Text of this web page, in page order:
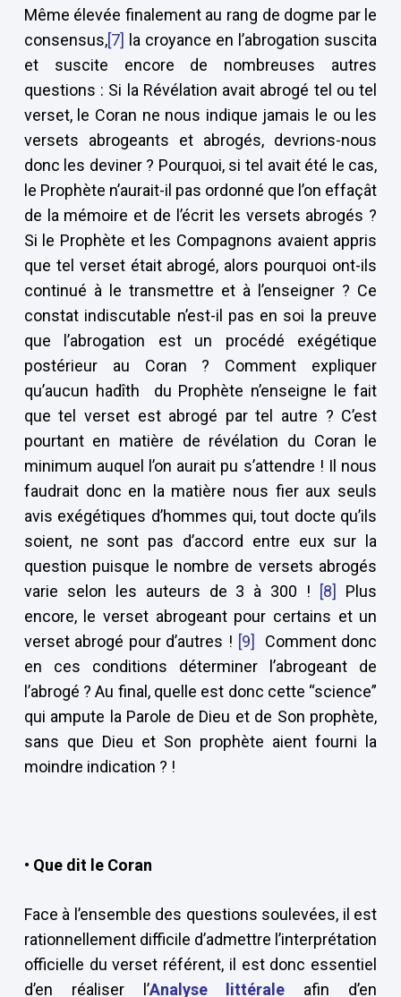
Même élevée finalement au rang de dogme par le
consensus,[7]
la croyance en l’abrogation suscita
et suscite encore de nombreuses autres
questions : Si la Révélation avait abrogé tel ou tel
verset, le Coran ne nous indique jamais le ou les
versets abrogeants et abrogés, devrions-nous
donc les deviner ? Pourquoi, si tel avait été le cas,
le Prophète n’aurait-il pas ordonné que l’on effaçât
de la mémoire et de l’écrit les versets abrogés ?
Si le Prophète et les Compagnons avaient appris
que tel verset était abrogé, alors pourquoi ont-ils
continué à le transmettre et à l’enseigner ? Ce
constat indiscutable n’est-il pas en soi la preuve
que l’abrogation est un procédé exégétique
postérieur au Coran ? Comment expliquer
qu’aucun hadîth du Prophète n’enseigne le fait
que tel verset est abrogé par tel autre ? C’est
pourtant en matière de révélation du Coran le
minimum auquel l’on aurait pu s’attendre ! Il nous
faudrait donc en la matière nous fier aux seuls
avis exégétiques d’hommes qui, tout docte qu’ils
soient, ne sont pas d’accord entre eux sur la
question puisque le nombre de versets abrogés
varie selon les auteurs de 3 à 300 !
[8]
Plus
encore, le verset abrogeant pour certains et un
verset abrogé pour d’autres ! [9]
Comment donc
en ces conditions déterminer l’abrogeant de
l’abrogé ? Au final, quelle est donc cette “science”
qui ampute la Parole de Dieu et de Son prophète,
sans que Dieu et Son prophète aient fourni la
moindre indication ? !
• Que dit le Coran
Face à l’ensemble des questions soulevées, il est
rationnellement difficile d’admettre l’interprétation
officielle du verset référent, il est donc essentiel
d’en réaliser l’Analyse littérale afin d’en